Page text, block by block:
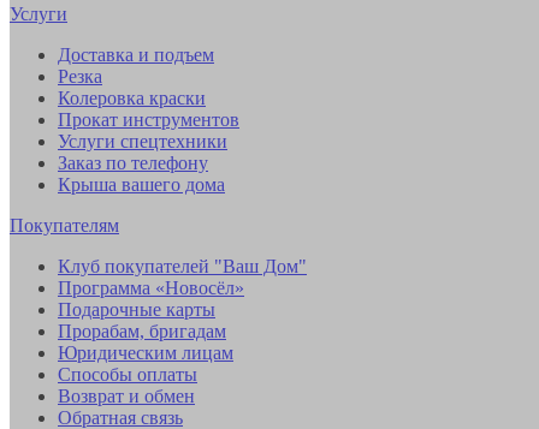
Услуги
Доставка и подъем
Резка
Колеровка краски
Прокат инструментов
Услуги спецтехники
Заказ по телефону
Крыша вашего дома
Покупателям
Клуб покупателей "Ваш Дом"
Программа «Новосёл»
Подарочные карты
Прорабам, бригадам
Юридическим лицам
Способы оплаты
Возврат и обмен
Обратная связь